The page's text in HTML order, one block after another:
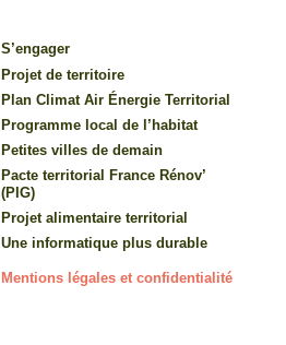
S’engager
Projet de territoire
Plan Climat Air Énergie Territorial
Programme local de l’habitat
Petites villes de demain
Pacte territorial France Rénov’
(PIG)
Projet alimentaire territorial
Une informatique plus durable
Mentions légales et confidentialité